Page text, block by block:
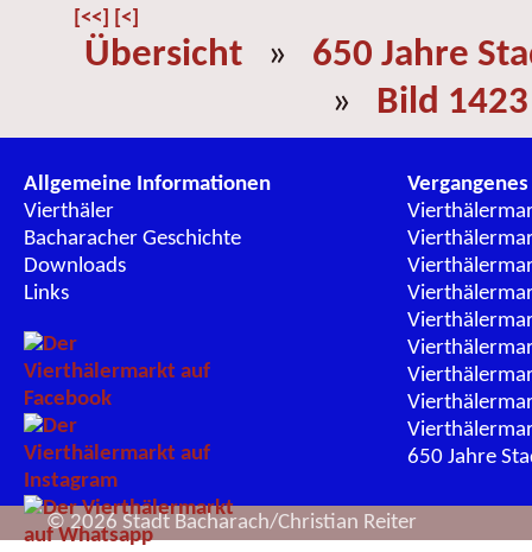
[<<] [<]
Übersicht » 650 Jahre
» Bild 1423
Allgemeine Informationen
Vierthäler
Bacharacher Geschichte
Downloads
Links
Vergangenes
650 Jahre
© 2026 Stadt Bacharach/Christian Reiter